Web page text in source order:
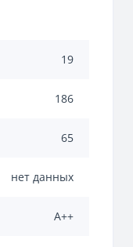
19
186
65
нет данных
A++